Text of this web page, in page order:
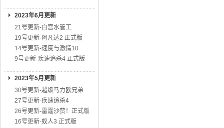
2023年6月更新
21号更新-白宫水管工
19号更新-阿凡达2 正式版
14号更新-速度与激情10
9号更新-疾速追杀4 正式版
2023年5月更新
30号更新-超级马力欧兄弟
27号更新-疾速追杀4
26号更新-雷霆沙赞！正式版
16号更新-蚁人3 正式版